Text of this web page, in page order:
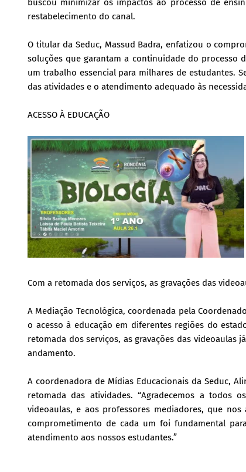
buscou minimizar os impactos ao processo de
restabelecimento do canal.
O titular da Seduc, Massud Badra, enfatizou o
soluções que garantam a continuidade do processo
um trabalho essencial para milhares de estudantes.
das atividades e o atendimento adequado às
ACESSO À EDUCAÇÃO
Com a retomada dos serviços, as gravações das
A Mediação Tecnológica, coordenada pela
o acesso à educação em diferentes regiões do
retomada dos serviços, as gravações das videoaulas
andamento.
A coordenadora de Mídias Educacionais da Seduc,
retomada das atividades. “Agradecemos a todos
videoaulas, e aos professores mediadores, que
comprometimento de cada um foi fundamental
atendimento aos nossos estudantes.”